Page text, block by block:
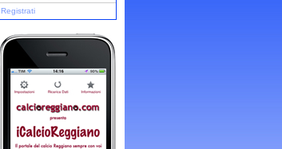
Registrati